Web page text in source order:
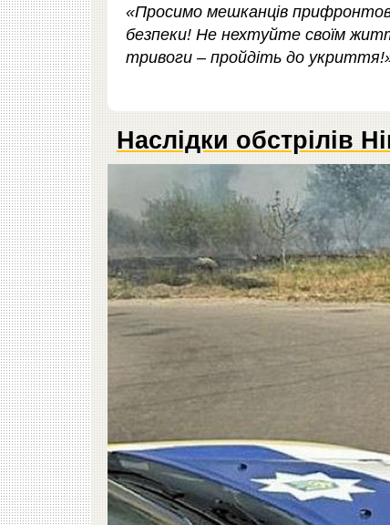
«Просимо мешканців
безпеки! Не нехтуйте своїм
тривоги – пройдіть до
Наслідки обстрілів